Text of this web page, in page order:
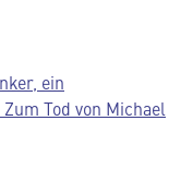
ein
Tod von Michael